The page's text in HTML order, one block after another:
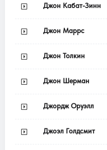
Джон Кабат-Зинн
Джон Маррс
Джон Толкин
Джон Шерман
Джордж Оруэлл
Джоэл Голдсмит